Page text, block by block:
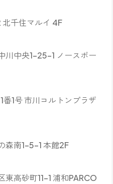
千住マルイ 4F
川中央1-25-1 ノースポー
番1号 市川コルトンプラザ
森南1-5-1 本館2F
東高砂町11-1 浦和PARCO